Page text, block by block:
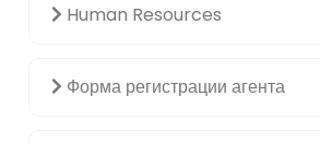
Human Resources
Форма регистрации агента